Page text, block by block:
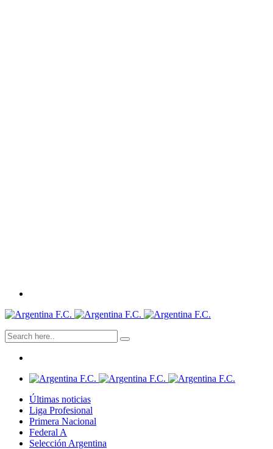
Últimas noticias
Liga Profesional
Primera Nacional
Federal A
Selección Argentina